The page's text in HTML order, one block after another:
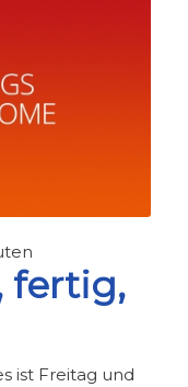
fertig,
ist Freitag und